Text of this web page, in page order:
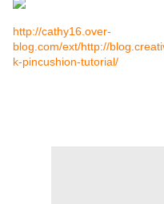
http://cathy16.over-
blog.com/ext/http://
k-pincushion-tutorial/